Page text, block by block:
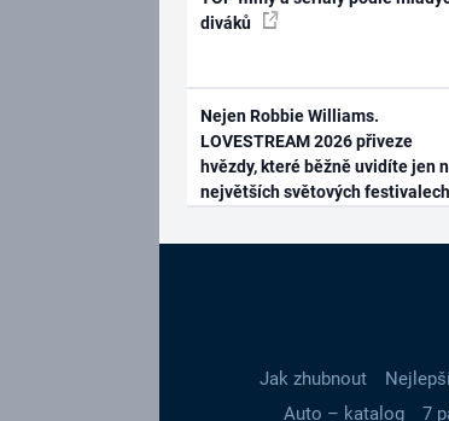
diváků
Nejen Robbie Williams.
LOVESTREAM 2026 přiveze
hvězdy, které běžně uvidíte jen
největších světových festivalech
Jak zhubnout
Auto – katalog
7